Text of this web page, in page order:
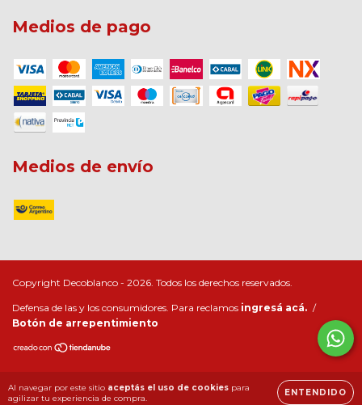
Al navegar por este sitio aceptás el uso de cookies para
agilizar tu experiencia de compra.
ENTENDIDO
Medios de pago
Medios de envío
Copyright Decoblanco - 2026. Todos los derechos reservados.
Defensa de las y los consumidores. Para reclamos ingresá acá. /
Botón de arrepentimiento